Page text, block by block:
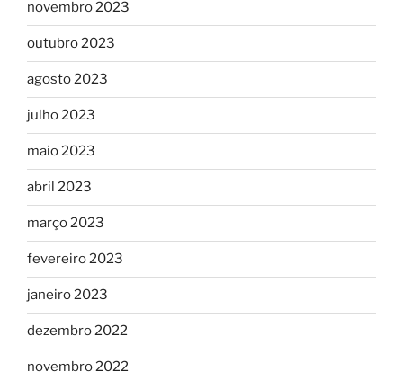
novembro 2023
outubro 2023
agosto 2023
julho 2023
maio 2023
abril 2023
março 2023
fevereiro 2023
janeiro 2023
dezembro 2022
novembro 2022